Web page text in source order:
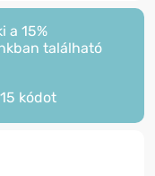
a 15%
található
kódot